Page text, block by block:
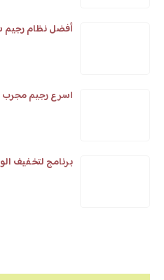
أفضل نظام
اسرع رجيم
برنامج لتخفيف